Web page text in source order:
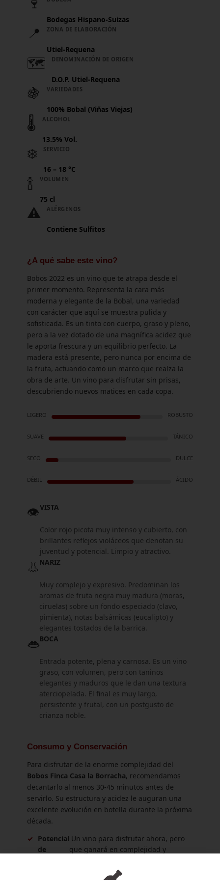
Bodegas Hispano-Suizas
📍 ZONA DE ELABORACIÓN
Utiel-Requena
🗺️ DENOMINACIÓN DE ORIGEN
D.O.P. Utiel-Requena
🍇 VARIEDADES
100% Bobal (Viñas Viejas)
🌡️ ALCOHOL
13.5% Vol.
❄️ SERVICIO
16 – 18 °C
🍾 VOLUMEN
75 cl
⚠️ ALÉRGENOS
Contiene Sulfitos
¿A qué sabe este vino?
Bobos 2022 es un vino que te atrapa desde el
primer momento. Representa la cara más
moderna y elegante de la Bobal, una variedad
con carácter que aquí se muestra pulida y
sofisticada. Es un tinto con cuerpo, graso y pleno,
pero a la vez dotado de una magnífica acidez que
le aporta frescura y un equilibrio perfecto. La
madera está presente, pero nunca por encima de
la fruta, actuando como un marco que realza la
obra de arte. Un vino para disfrutar sin prisas,
descubriendo nuevos matices en cada copa.
LIGERO ROBUSTO
SUAVE TÁNICO
SECO DULCE
DÉBIL ÁCIDO
👁️VISTA
Color rojo picota muy intenso y cubierto, con
brillantes reflejos violáceos que denotan su
juventud y potencial. Limpio y atractivo.
👃 NARIZ
Muy complejo y expresivo. Predominan los
aromas de fruta negra muy madura (moras,
ciruelas) sobre un fondo especiado (clavo,
pimienta), notas balsámicas (eucalipto) y
elegantes tostados de la barrica.
👄BOCA
Entrada potente, plena y carnosa. Es un vino
graso, con volumen, pero con taninos
elegantes y maduros que le dan una textura
aterciopelada. El final es muy largo,
persistente y frutal, con un postgusto de
crianza noble.
Consumo y Conservación
Para disfrutar de la enorme complejidad del
Bobos Finca Casa la Borracha, recomendamos
decantarlo al menos 30-45 minutos antes de
servirlo. Su estructura y acidez le auguran una
excelente evolución en botella durante la próxima
década.
✓
Potencial
de
Un vino para disfrutar ahora, pero
que ganará en complejidad y
Sírvelo entre 16 y 18 °C para que